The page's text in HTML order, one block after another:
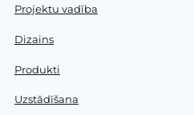
Projektu vadība
Dizains
Produkti
Uzstādīšana